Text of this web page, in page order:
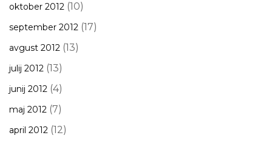
oktober 2012 (10)
september 2012 (17)
avgust 2012 (13)
julij 2012 (13)
junij 2012 (4)
maj 2012 (7)
april 2012 (12)